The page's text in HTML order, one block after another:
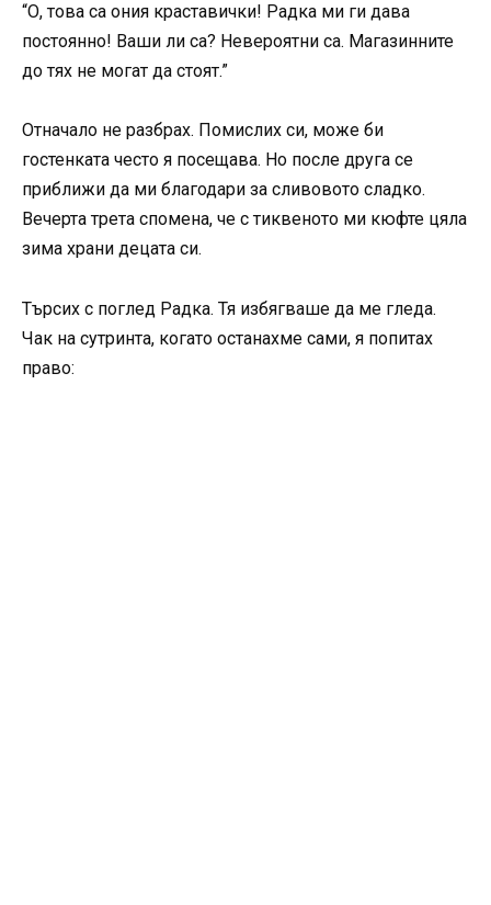
“О, това са ония краставички! Радка ми ги дава
постоянно! Ваши ли са? Невероятни са. Магазинните
до тях не могат да стоят.”
Отначало не разбрах. Помислих си, може би
гостенката често я посещава. Но после друга се
приближи да ми благодари за сливовото сладко.
Вечерта трета спомена, че с тиквеното ми кюфте цяла
зима храни децата си.
Търсих с поглед Радка. Тя избягваше да ме гледа.
Чак на сутринта, когато останахме сами, я попитах
право: